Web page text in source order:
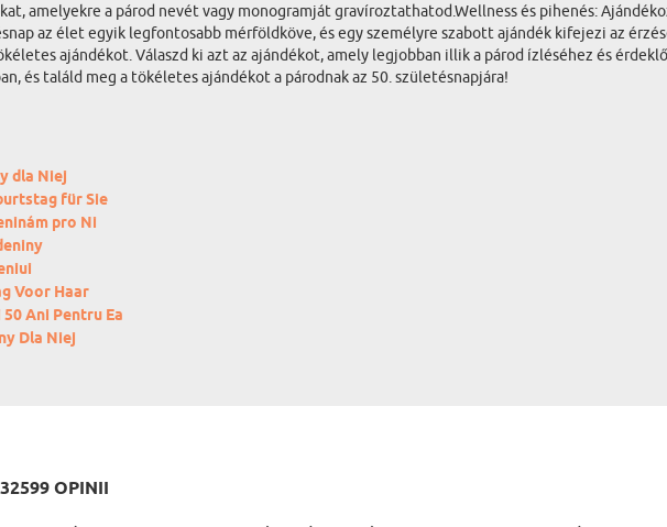
amelyekre a párod nevét vagy monogramját gravíroztathatod.Wellness és pihenés:
az élet egyik legfontosabb mérföldköve, és egy személyre szabott ajándék kifejezi az
ajándékot. Válaszd ki azt az ajándékot, amely legjobban illik a párod ízléséhez és
és találd meg a tökéletes ajándékot a párodnak az 50. születésnapjára!
dla Niej
für Sie
pro Ni
Voor Haar
Ani Pentru Ea
Dla Niej
32599 OPINII